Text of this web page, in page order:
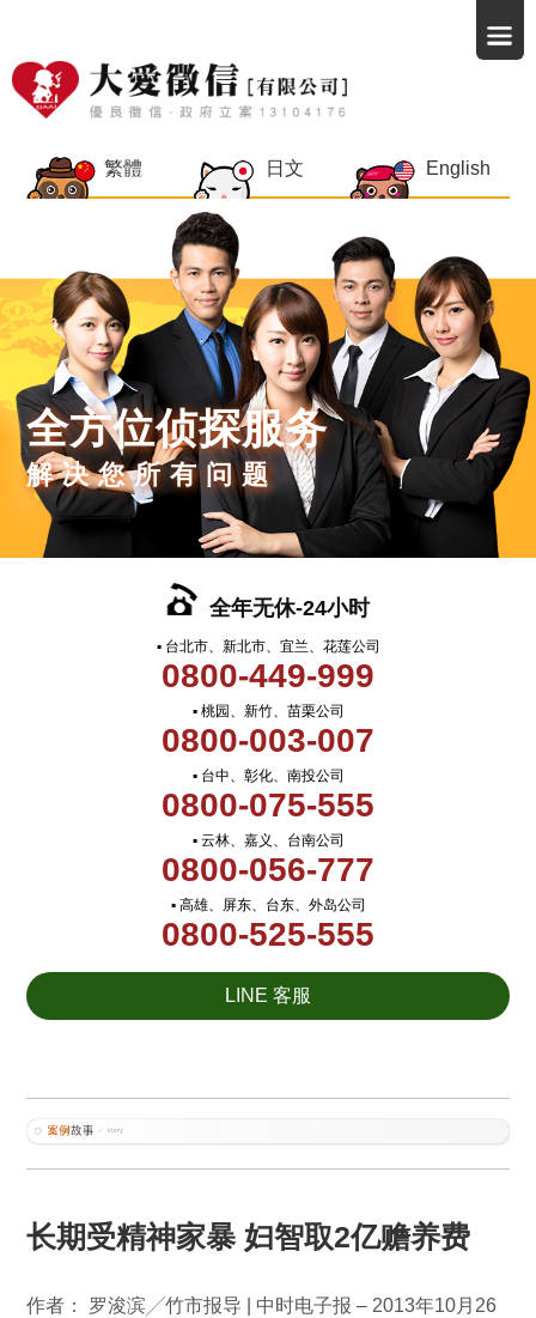
繁體 日文 English
全方位侦探服务
解决您所有问题
全年无休-24小时
▪ 台北市、新北市、宜兰、花莲公司
0800-449-999
▪ 桃园、新竹、苗栗公司
0800-003-007
▪ 台中、彰化、南投公司
0800-075-555
▪ 云林、嘉义、台南公司
0800-056-777
▪ 高雄、屏东、台东、外岛公司
0800-525-555
LINE 客服
长期受精神家暴 妇智取2亿赡养费
作者： 罗浚滨╱竹市报导 | 中时电子报 – 2013年10月26